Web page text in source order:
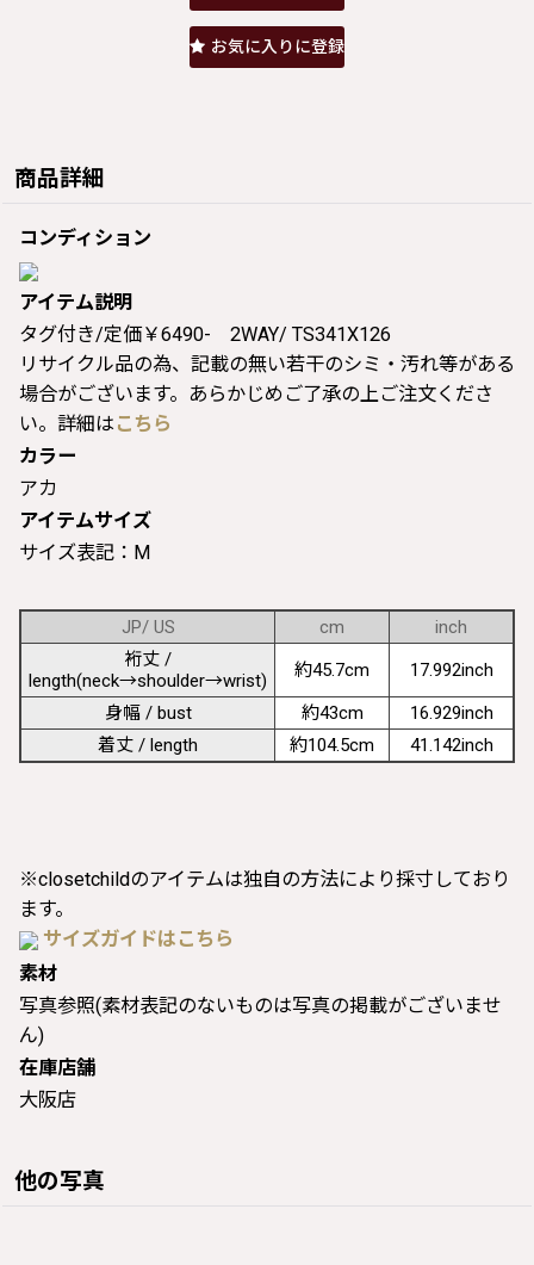
お気に入りに登録
商品詳細
コンディション
アイテム説明
タグ付き/定価￥6490- 2WAY/ TS341X126
リサイクル品の為、記載の無い若干のシミ・汚れ等がある
場合がございます。あらかじめご了承の上ご注文くださ
い。詳細は こちら
カラー
アカ
アイテムサイズ
サイズ表記：M
JP/ US cm
inch
裄丈 /
length(neck→shoulder→wrist)
約45.7cm
17.992inch
身幅 / bust
約43cm
16.929inch
着丈 / length
約104.5cm 41.142inch
※closetchildのアイテムは独自の方法により採寸しており
ます。
サイズガイドはこちら
素材
写真参照(素材表記のないものは写真の掲載がございませ
ん)
在庫店舗
大阪店
他の写真